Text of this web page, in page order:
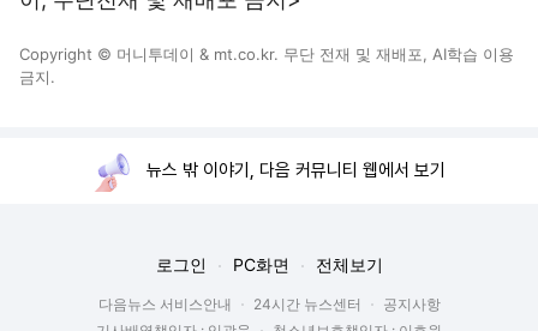
Copyright © 머니투데이 & mt.co.kr. 무단 전재 및 재배포, AI학습 이용
금지.
뉴스 밖 이야기, 다음 커뮤니티 웹에서 보기
로그인 PC화면 전체보기
다음뉴스 서비스안내 24시간 뉴스센터
공지사항